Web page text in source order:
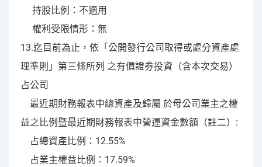
持股比例：不適用
權利受限情形：無
13.迄目前為止，依「公開發行公司取得或處分資產處
理準則」第三條所列 之有價證券投資（含本次交易）
占公司
最近期財務報表中總資產及歸屬 於母公司業主之權
益之比例暨最近期財務報表中營運資金數額（註二）:
占總資產比例：12.55%
占業主權益比例：17.59%